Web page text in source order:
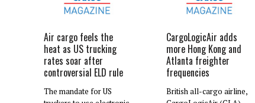
Air cargo feels the
heat as US trucking
rates soar after
controversial ELD rule
The mandate for US
CargoLogicAir adds
more Hong Kong and
Atlanta freighter
frequencies
British all-cargo airline,